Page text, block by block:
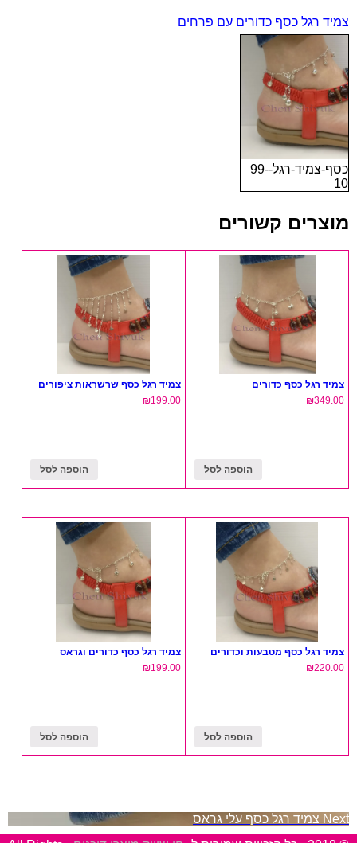
צמיד רגל כסף כדורים עם פרחים
כסף-צמיד-רגל-99-
10
מוצרים קשורים
צמיד רגל כסף כדורים
₪349.00
הוספה לסל
צמיד רגל כסף שרשראות ציפורים
₪199.00
הוספה לסל
צמיד רגל כסף מטבעות וכדורים
₪220.00
הוספה לסל
צמיד רגל כסף כדורים וגראס
₪199.00
הוספה לסל
ניווט
Next צמיד רגל כסף עלי גראס